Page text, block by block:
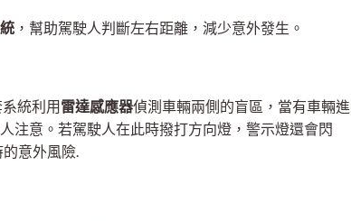
，幫助駕駛人判斷左右距離，減少意外發生。
統利用 雷達感應器偵測車輛兩側的盲區，當有車輛進
注意。若駕駛人在此時撥打方向燈，警示燈還會閃
意外風險.